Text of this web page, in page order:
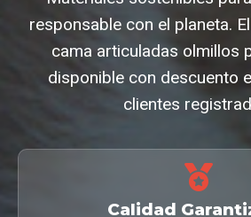
responsable con el planeta.
cama articuladas olmillos
disponible con descuento
clientes
Calidad